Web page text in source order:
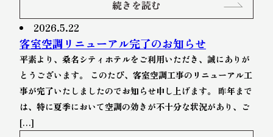
続きを読む
2026.5.22
客室空調リニューアル完了のお知らせ
平素より、桑名シティホテルをご利用いただき、誠にありが
とうございます。 このたび、客室空調工事のリニューアル工
事が完了いたしましたのでお知らせ申し上げます。 昨年まで
は、特に夏季において空調の効きが不十分な状況があり、ご
[…]